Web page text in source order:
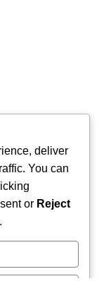
deliver
You can
or Reject